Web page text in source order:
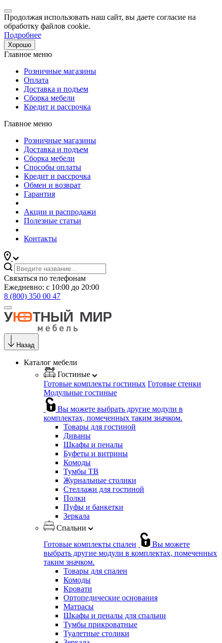
Продолжая использовать наш сайт, вы даете согласие на
обработку файлов cookie.
Подробнее
Хорошо
Главное меню
Розничные магазины
Оплата
Доставка и подъем
Сборка мебели
Кредит и рассрочка
Главное меню
Розничные магазины
Доставка и подъем
Сборка мебели
Способы оплаты
Кредит и рассрочка
Обмен и возврат
Гарантия
Акции и распродажи
Полезные статьи
Контакты
Связаться по телефонам
Ежедневно: с 10:00 до 20:00
8 (800) 350 00 47
Назад
Каталог мебели
Гостиные
Готовые комплекты гостиных Готовые стенки
Модульные гостиные
Вы можете выбрать другие модули в
комплектах, помеченных таким значком.
Товары для гостиной
Диваны
Шкафы и пеналы
Буфеты и витрины
Комоды
Тумбы ТВ
Журнальные столики
Стеллажи для гостиной
Полки
Пуфы и банкетки
Зеркала
Спальни
Готовые комплекты спален
Вы можете
выбрать другие модули в комплектах, помеченных
таким значком.
Товары для спален
Комоды
Кровати
Ортопедические основания
Матрасы
Шкафы и пеналы для спальни
Тумбы прикроватные
Туалетные столики